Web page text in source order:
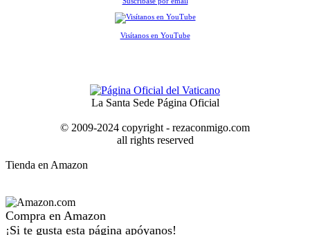
Visítanos en YouTube
La Santa Sede Página Oficial
© 2009-2024 copyright - rezaconmigo.com
all rights reserved
Tienda en Amazon
Compra en Amazon
¡Si te gusta esta página apóyanos!